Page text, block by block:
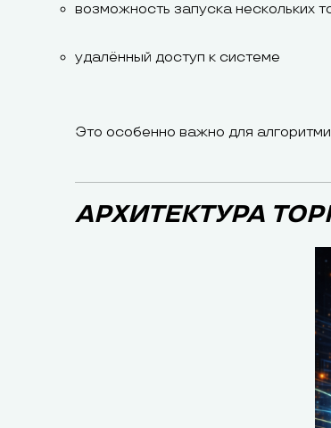
возможность запуска нескольких
удалённый доступ к системе
Это особенно важно для
АРХИТЕКТУРА